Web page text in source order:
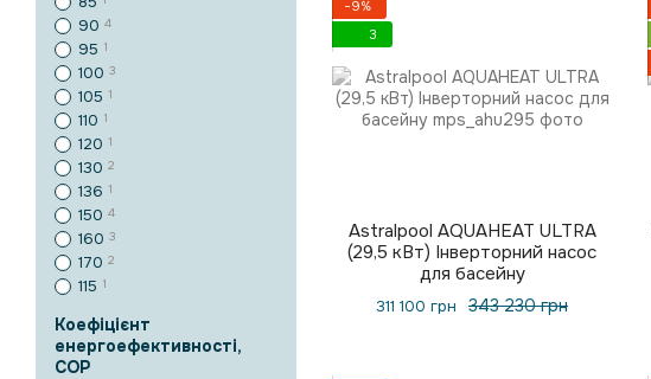
−9%
3
Astralpool AQUAHEAT ULTRA
(29,5 кВт) Інверторний насос
для басейну
343 230 грн
311 100 грн
90 4
95 1
100 3
105 1
110 1
120 1
130 2
136 1
150 4
160 3
170 2
115 1
Коефіцієнт
енергоефективності,
COP